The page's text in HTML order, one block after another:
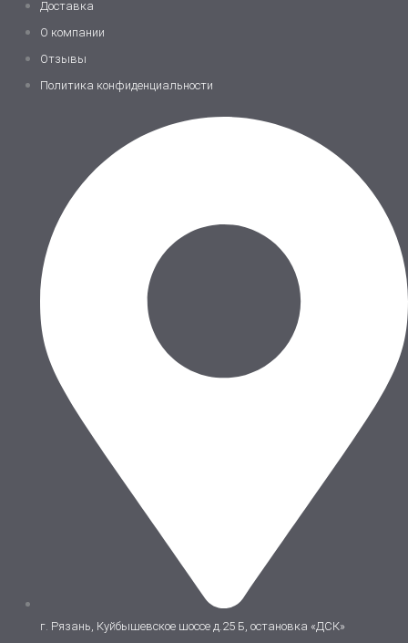
Доставка
О компании
Отзывы
Политика конфиденциальности
г. Рязань, Куйбышевское шоссе д.25 Б, остановка «ДСК»